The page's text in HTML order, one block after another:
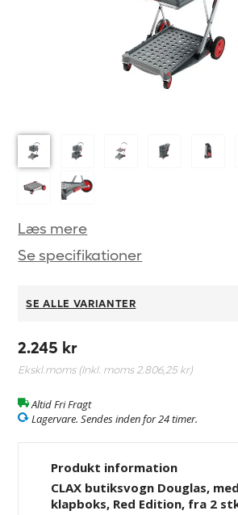
Læs mere
Se specifikationer
SE ALLE VARIANTER
2.245 kr
Ekskl.moms (Inkl. moms2.806,25 kr)
Altid Fri Fragt
Lagervare. Sendes inden for 24 timer.
Produkt information
CLAX butiksvogn Douglas,
klapboks, Red Edition, fra 2